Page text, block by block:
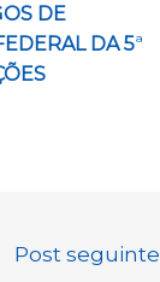
DE
DA 5ª
Post seguinte